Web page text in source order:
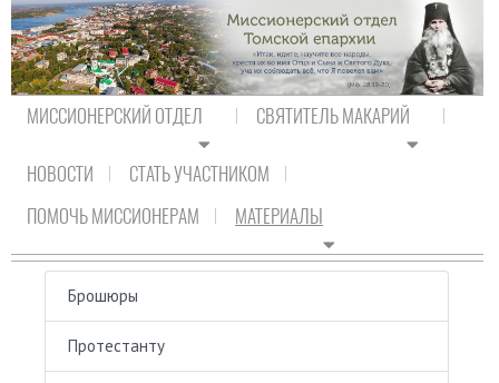
МИССИОНЕРСКИЙ ОТДЕЛ СВЯТИТЕЛЬ МАКАРИЙ
НОВОСТИ
СТАТЬ УЧАСТНИКОМ
ПОМОЧЬ МИССИОНЕРАМ
МАТЕРИАЛЫ
МАТЕРИАЛЫ
Брошюры
Протестанту